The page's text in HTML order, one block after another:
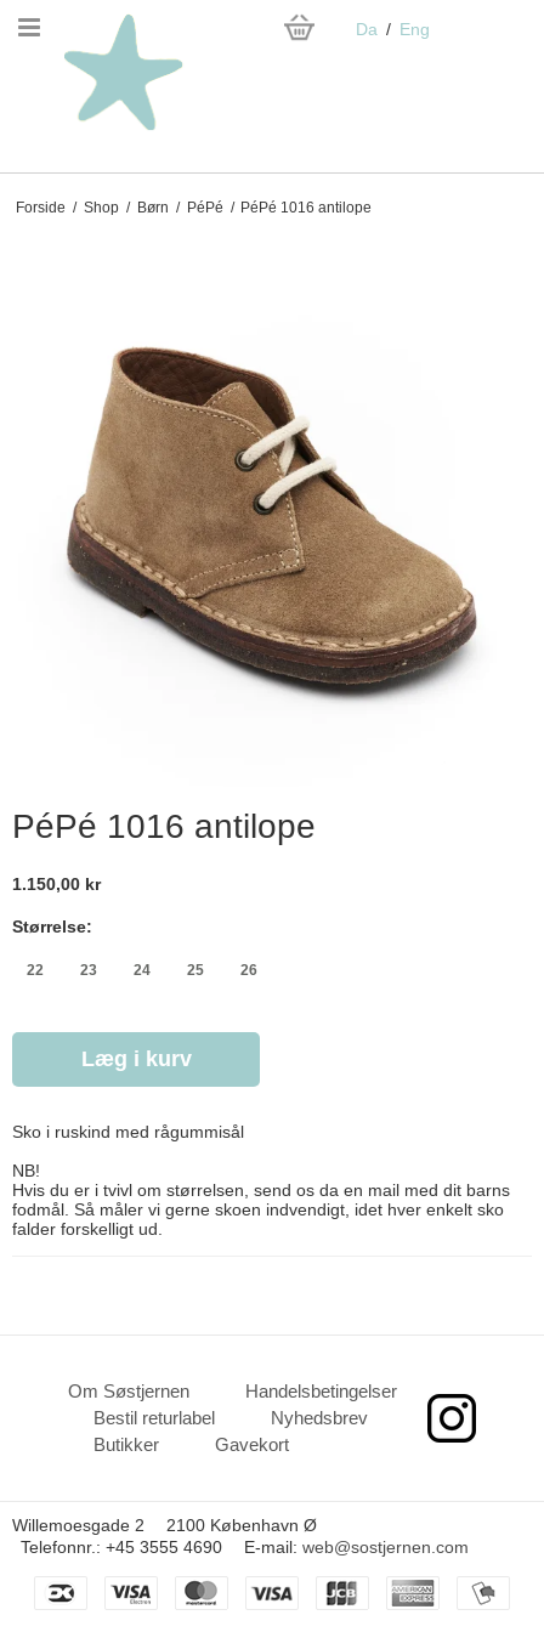
Da Eng
Forside / Shop / Børn / PéPé / PéPé 1016 antilope
PéPé 1016 antilope
1.150,00 kr
Størrelse:
22 23 24 25 26
Læg i kurv
Sko i ruskind med rågummisål
NB!
Hvis du er i tvivl om størrelsen, send os da en mail med dit barns
fodmål. Så måler vi gerne skoen indvendigt, idet hver enkelt sko
falder forskelligt ud.
Om Søstjernen
Handelsbetingelser
Bestil returlabel
Nyhedsbrev
Butikker
Gavekort
Willemoesgade 2
2100 København Ø
Telefonnr. : +45 3555 4690 E-mail: web@sostjernen.com